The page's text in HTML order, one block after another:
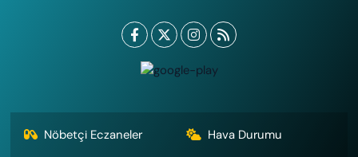
Nöbetçi Eczaneler
Hava Durumu